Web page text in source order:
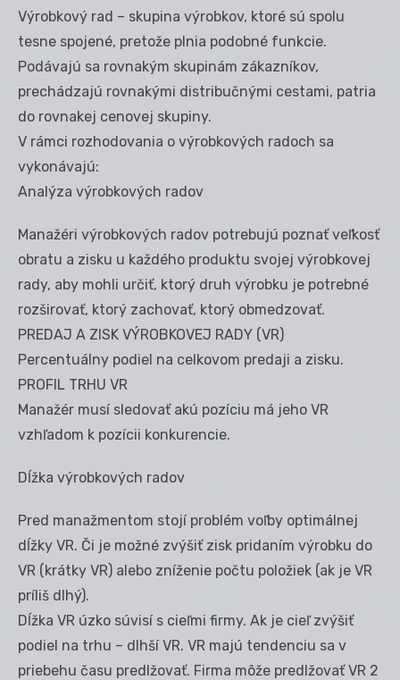
Výrobkový rad – skupina výrobkov, ktoré sú spolu
tesne spojené, pretože plnia podobné funkcie.
Podávajú sa rovnakým skupinám zákazníkov,
prechádzajú rovnakými distribučnými cestami, patria
do rovnakej cenovej skupiny.
V rámci rozhodovania o výrobkových radoch sa
vykonávajú:
Analýza výrobkových radov
Manažéri výrobkových radov potrebujú poznať veľkosť
obratu a zisku u každého produktu svojej výrobkovej
rady, aby mohli určiť, ktorý druh výrobku je potrebné
rozširovať, ktorý zachovať, ktorý obmedzovať.
PREDAJ A ZISK VÝROBKOVEJ RADY (VR)
Percentuálny podiel na celkovom predaji a zisku.
PROFIL TRHU VR
Manažér musí sledovať akú pozíciu má jeho VR
vzhľadom k pozícii konkurencie.
Dĺžka výrobkových radov
Pred manažmentom stojí problém voľby optimálnej
dĺžky VR. Či je možné zvýšiť zisk pridaním výrobku do
VR (krátky VR) alebo zníženie počtu položiek (ak je VR
príliš dlhý).
Dĺžka VR úzko súvisí s cieľmi firmy. Ak je cieľ zvýšiť
podiel na trhu – dlhší VR. VR majú tendenciu sa v
priebehu času predlžovať. Firma môže predlžovať VR 2